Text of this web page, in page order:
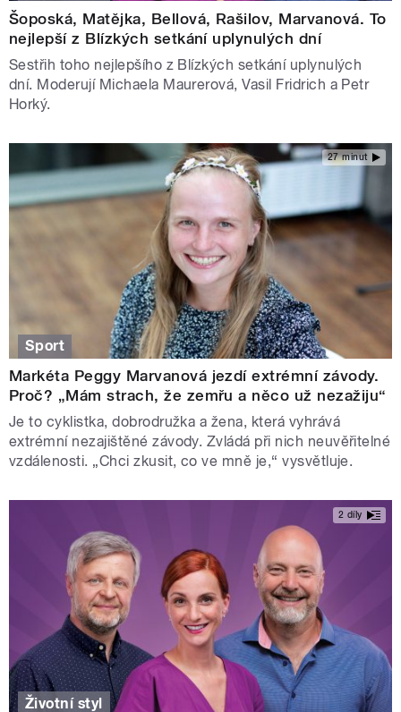
Šoposká, Matějka, Bellová, Rašilov, Marvanová. To
nejlepší z Blízkých setkání uplynulých dní
Sestřih toho nejlepšího z Blízkých setkání uplynulých
dní. Moderují Michaela Maurerová, Vasil Fridrich a Petr
Horký.
27 minut
Sport
Markéta Peggy Marvanová jezdí extrémní závody.
Proč? „Mám strach, že zemřu a něco už nezažiju“
Je to cyklistka, dobrodružka a žena, která vyhrává
extrémní nezajištěné závody. Zvládá při nich neuvěřitelné
vzdálenosti. „Chci zkusit, co ve mně je,“ vysvětluje.
2 díly
Životní styl